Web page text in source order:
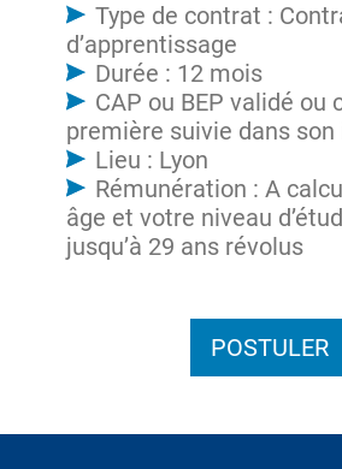
Type de contrat :
d’apprentissage
Durée : 12 mois
CAP ou BEP validé ou
première suivie dans
Lieu : Lyon
Rémunération : A
âge et votre niveau
jusqu’à 29 ans révolus
POSTULER